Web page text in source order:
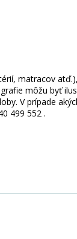
matracov
môžu byť
V prípade
499 552 .